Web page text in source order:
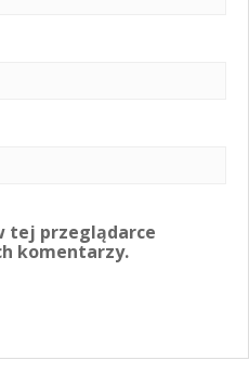
tej przeglądarce
komentarzy.